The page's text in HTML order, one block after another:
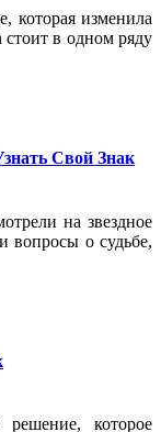
которая изменила
стоит в одном ряду
Свой Знак
на звездное
вопросы о судьбе,
которое